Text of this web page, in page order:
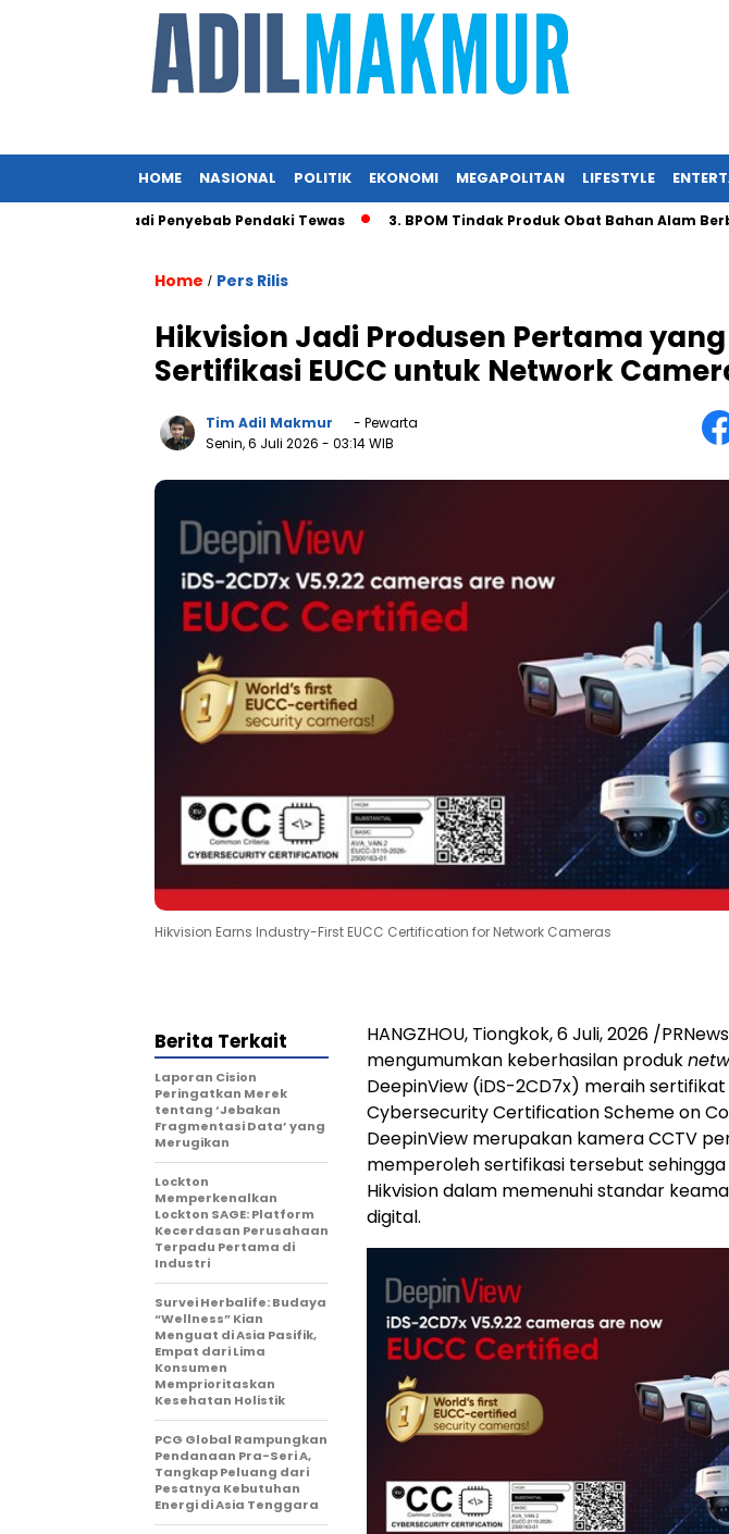
HOME NASIONAL POLITIK EKONOMI MEGAPOLITAN LIFESTYLE
Diduga Jadi Penyebab Pendaki Tewas 3. BPOM Tindak Produk Obat Bahan Alam
Home / Pers Rilis
Hikvision Jadi Produsen Pertama
Sertifikasi EUCC untuk Network
Tim Adil Makmur
- Pewarta
Senin, 6 Juli 2026 - 03:14 WIB
Hikvision Earns Industry-First EUCC Certification for Network Cameras
HANGZHOU, Tiongkok,6 Juli, 2026 /
mengumumkan keberhasilan produk
DeepinView (iDS-2CD7x) meraih sertifikat
Cybersecurity Certification Scheme on
DeepinView merupakan kamera CCTV
memperoleh sertifikasi tersebut
Hikvision dalam memenuhi standar
digital.
Berita Terkait
Laporan Cision
Peringatkan Merek
tentang ‘Jebakan
Fragmentasi Data’ yang
Merugikan
Lockton
Memperkenalkan
Lockton SAGE: Platform
Kecerdasan Perusahaan
Terpadu Pertama di
Industri
Survei Herbalife: Budaya
“Wellness” Kian
Menguat di Asia Pasifik,
Empat dari Lima
Konsumen
Memprioritaskan
Kesehatan Holistik
PCG Global Rampungkan
Pendanaan Pra-Seri A,
Tangkap Peluang dari
Pesatnya Kebutuhan
Energi di Asia Tenggara